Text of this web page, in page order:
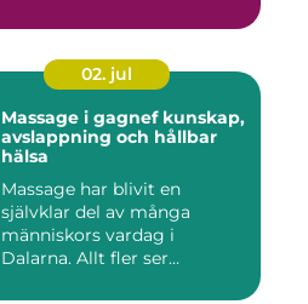
02. jul
Massage i gagnef kunskap,
avslappning och hållbar
hälsa
Massage har blivit en
självklar del av många
människors vardag i
Dalarna. Allt fler ser